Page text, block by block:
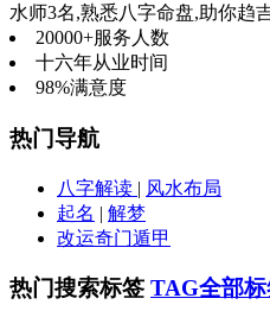
水师3名,熟悉八字命盘,助你趋
20000+服务人数
十六年从业时间
98%满意度
热门导航
八字解读 | 风水布局
起名 | 解梦
改运奇门遁甲
热门搜索标签 TAG全部